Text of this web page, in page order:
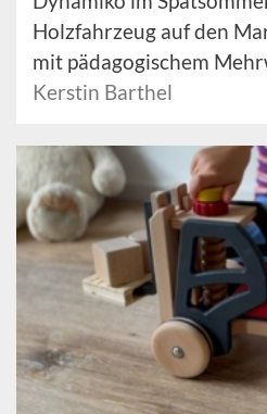
Holzfahrzeug auf den
mit pädagogischem
Kerstin Barthel